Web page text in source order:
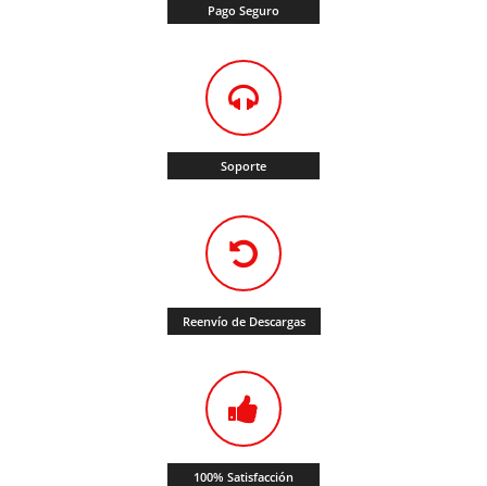
Pago Seguro
Soporte
Reenvío de Descargas
100% Satisfacción